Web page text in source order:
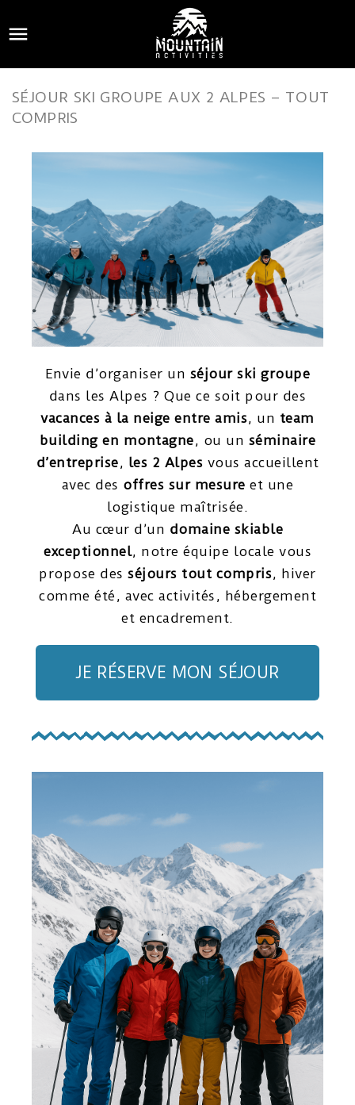

SÉJOUR SKI GROUPE AUX 2 ALPES – TOUT
COMPRIS
Envie d’organiser un séjour ski groupe
dans les Alpes ? Que ce soit pour des
vacances à la neige entre amis, un team
building en montagne, ou un séminaire
d’entreprise, les 2 Alpes vous accueillent
avec des offres sur mesure et une
logistique maîtrisée.
Au cœur d’un domaine skiable
exceptionnel, notre équipe locale vous
propose desséjours tout compris, hiver
comme été, avec activités, hébergement
et encadrement.
JE RÉSERVE MON SÉJOUR